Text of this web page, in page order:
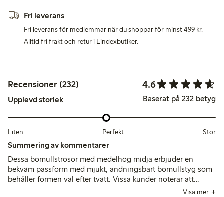
Fri leverans
Fri leverans för medlemmar när du shoppar för minst 499 kr.
Alltid fri frakt och retur i Lindexbutiker.
Recensioner (232) 4.6
Upplevd storlek Baserat på 232 betyg
Liten Perfekt Stor
Summering av kommentarer
Dessa bomullstrosor med medelhög midja erbjuder en
bekväm passform med mjukt, andningsbart bomullstyg som
behåller formen väl efter tvätt. Vissa kunder noterar att
storlekarna är små och att det ibland förekommer problem
Visa mer